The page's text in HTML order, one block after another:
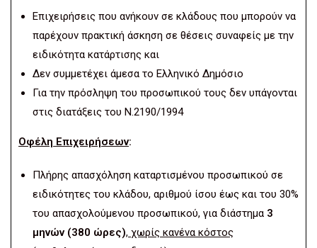
Επιχειρήσεις που ανήκουν σε κλάδους που μπορούν να
παρέχουν πρακτική άσκηση σε θέσεις συναφείς με την
ειδικότητα κατάρτισης και
Δεν συμμετέχει άμεσα το Ελληνικό Δημόσιο
Για την πρόσληψη του προσωπικού τους δεν υπάγονται
στις διατάξεις του Ν.2190/1994
Οφέλη Επιχειρήσεων:
Πλήρης απασχόληση καταρτισμένου προσωπικού σε
ειδικότητες του κλάδου, αριθμού ίσου έως και του 30%
του απασχολούμενου προσωπικού, για διάστημα 3
μηνών (380 ώρες), χωρίς κανένα κόστος